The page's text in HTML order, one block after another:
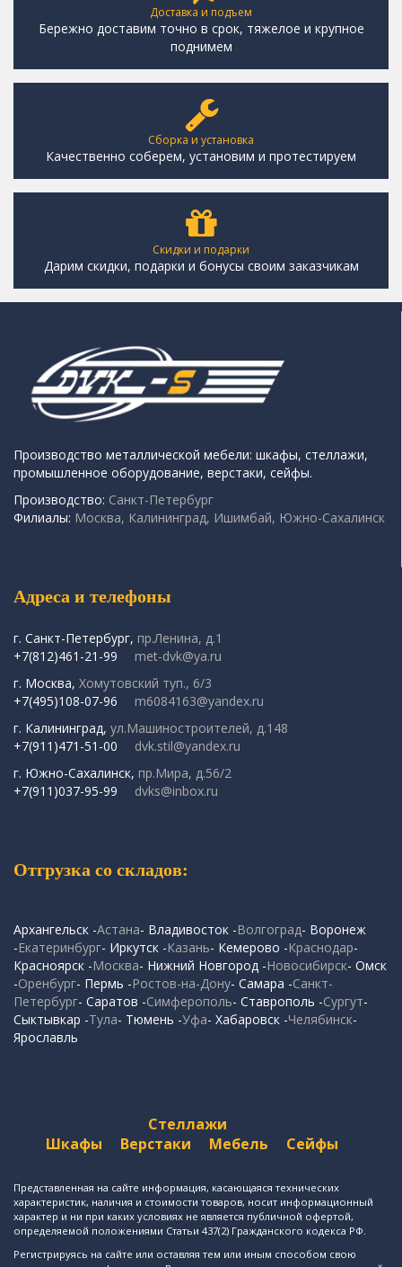
Доставка и подъем
Бережно доставим точно в срок, тяжелое и крупное
поднимем
Сборка и установка
Качественно соберем, установим и протестируем
Скидки и подарки
Дарим скидки, подарки и бонусы своим заказчикам
Производство металлической мебели: шкафы, стеллажи,
промышленное оборудование, верстаки, сейфы.
Производство: Санкт-Петербург
Филиалы: Москва, Калининград, Ишимбай, Южно-Сахалинск
Адреса и телефоны
г. Санкт-Петербург, пр.Ленина, д.1
+7(812)461-21-99
met-dvk@ya.ru
г. Москва, Хомутовский туп., 6/3
+7(495)108-07-96
m6084163@yandex.ru
г. Калининград, ул.Машиностроителей, д.148
+7(911)471-51-00
dvk.stil@yandex.ru
г. Южно-Сахалинск, пр.Мира, д.56/2
+7(911)037-95-99
dvks@inbox.ru
Отгрузка со складов:
Архангельск -Астана- Владивосток -Волгоград- Воронеж
-Екатеринбург- Иркутск -Казань- Кемерово -Краснодар-
Красноярск -Москва- Нижний Новгород -Новосибирск- Омск
-Оренбург- Пермь -Ростов-на-Дону- Самара -Санкт-
Петербург- Саратов -Симферополь- Ставрополь -Сургут-
Сыктывкар -Тула- Тюмень -Уфа- Хабаровск -Челябинск-
Ярославль
Стеллажи
Шкафы
Верстаки Мебель Сейфы
Представленная на сайте информация, касающаяся технических
характеристик, наличия и стоимости товаров, носит информационный
характер и ни при каких условиях не является публичной офертой,
определяемой положениями Статьи 437(2) Гражданского кодекса РФ.
Регистрируясь на сайте или оставляя тем или иным способом свою